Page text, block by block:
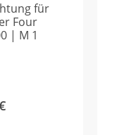
für
Four
| M 1